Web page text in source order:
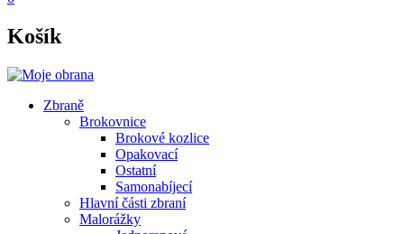
Košík
Zbraně
Brokovnice
Brokové kozlice
Opakovací
Ostatní
Samonabíjecí
Hlavní části zbraní
Malorážky